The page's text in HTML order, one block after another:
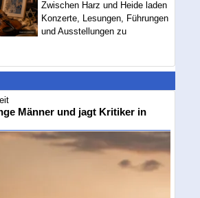
Zwischen Harz und Heide laden
Konzerte, Lesungen, Führungen
und Ausstellungen zu
Männer und jagt Kritiker in